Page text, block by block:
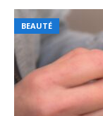
BEAUTÉ